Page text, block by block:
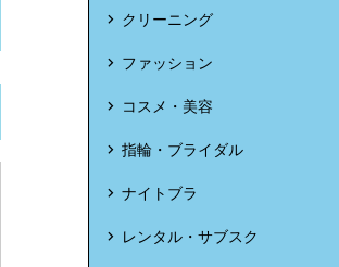
クリーニング
ファッション
コスメ・美容
指輪・ブライダル
ナイトブラ
レンタル・サブスク